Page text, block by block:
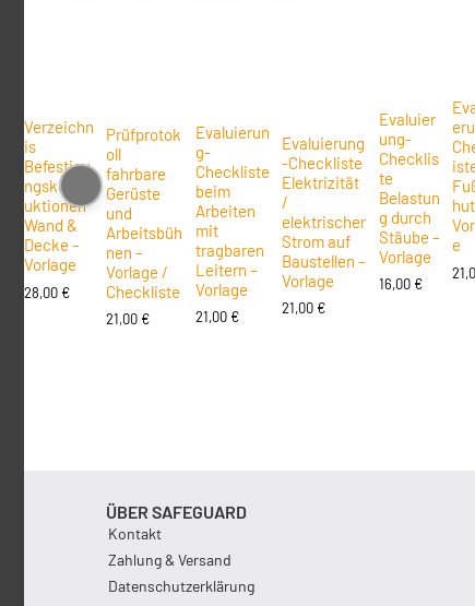
Verzeichn
is
Befestigu
ngskonstr
uktionen
Wand &
Decke –
Vorlage
28,00 €
Prüfprotok
oll
fahrbare
Gerüste
und
Arbeitsbüh
nen –
Vorlage /
Checkliste
21,00 €
Evaluierun
g-
Checkliste
beim
Arbeiten
mit
tragbaren
Leitern –
Vorlage
21,00 €
Evaluierung
-Checkliste
Elektrizität
/
elektrischer
Strom auf
Baustellen –
Vorlage
21,00 €
Evaluier
ung-
Checklis
te
Belastun
g durch
Stäube –
Vorlage
16,00 €
e
ÜBER SAFEGUARD
Kontakt
Zahlung & Versand
Datenschutzerklärung